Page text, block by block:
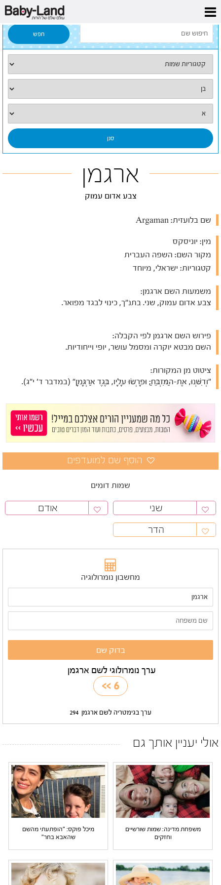
דף הבית
ארגמן
צבע אדום עמוק
שם בלועזית:
מין: יוניסקס
מקור השם: השפה העברית
קטגוריות: ישראלי, מיוחד
משמעות השם ארגמן:
צבע אדום עמוק, שני. בתנ"ך, כינוי לבגד מפואר.
פירוש השם ארגמן לפי הקבלה:
השם מבטא יוקרה ומסמל עושר, יופי וייחודיות.
ציטוט מן המקורות:
"וְדִשְּׁנוּ, אֶת-הַמִּזְבֵּחַ; וּפָרְשׂוּ עָלָיו, בֶּגֶד אַרְגָּמָן" (במדבר ד' י"ג).
שמות דומים
שני
אודם
הדר
מחשבון נומרולוגיה
ערך נומרולוגי לשם ארגמן
6
>>
ערך בגימטריה לשם ארגמן 294
אולי יעניין אותך גם
משפחת מדינה: שמות שורשיים
וחזקים
מיכל פוקס: "הופתעתי מהשם
שהאבא בחר"